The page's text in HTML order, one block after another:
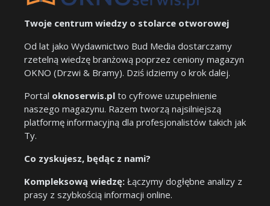
Twoje centrum wiedzy o stolarce otworowej
Od lat jako Wydawnictwo Bud Media dostarczamy
rzetelną wiedzę branżową poprzez ceniony magazyn
OKNO (Drzwi & Bramy). Dziś idziemy o krok dalej.
Portal oknoserwis.pl to cyfrowe uzupełnienie
naszego magazynu. Razem tworzą najsilniejszą
platformę informacyjną dla profesjonalistów takich jak
Ty.
Co zyskujesz, będąc z nami?
Kompleksową wiedzę: Łączymy dogłębne analizy z
prasy z szybkością informacji online.